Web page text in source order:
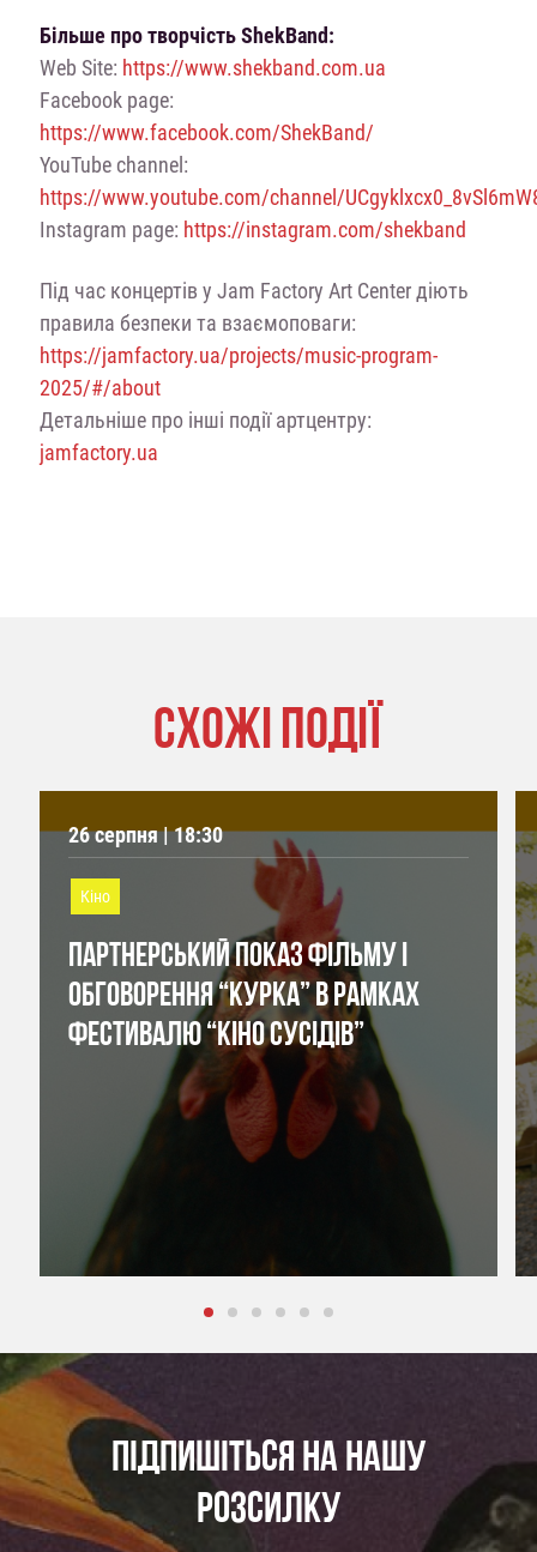
Більше про творчість ShekBand:
Web Site: https://www.shekband.com.ua
Facebook page:
https://www.facebook.com/ShekBand/
YouTube channel:
https://www.youtube.com/channel/
Instagram page: https://instagram.com/shekband
Під час концертів у Jam Factory Art Center діють
правила безпеки та взаємоповаги:
https://jamfactory.ua/projects/music-program-
2025/#/about
Детальніше про інші події артцентру:
jamfactory.ua
СХОЖІ ПОДІЇ
26 серпня | 18:30
Кіно
ПАРТНЕРСЬКИЙ ПОКАЗ ФІЛЬМУ І
ОБГОВОРЕННЯ “КУРКА” В РАМКАХ
ФЕСТИВАЛЮ “КІНО СУСІДІВ”
ПІДПИШІТЬСЯ НА НАШУ
РОЗСИЛКУ